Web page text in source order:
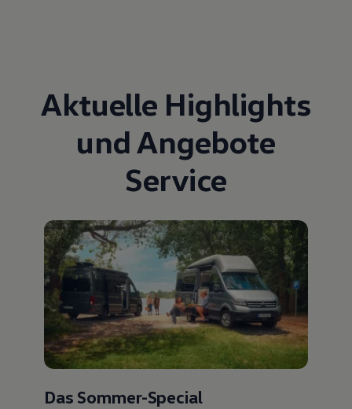
Aktuelle Highlights
und Angebote
Service
Das Sommer-Special